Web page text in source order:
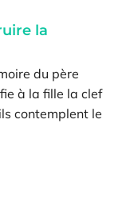
la
du père
à la fille la clef
contemplent le